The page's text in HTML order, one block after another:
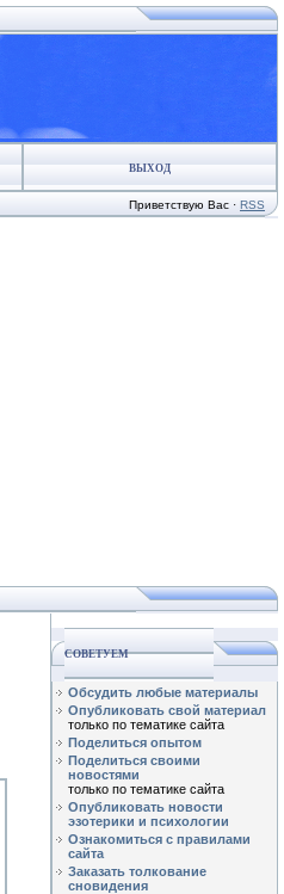
ВЫХОД
Приветствую Вас · RSS
СОВЕТУЕМ
Обсудить любые материалы
Опубликовать свой материал
только по тематике сайта
Поделиться опытом
Поделиться своими
новостями
только по тематике сайта
Опубликовать новости
эзотерики и психологии
Ознакомиться с правилами
сайта
Заказать толкование
сновидения